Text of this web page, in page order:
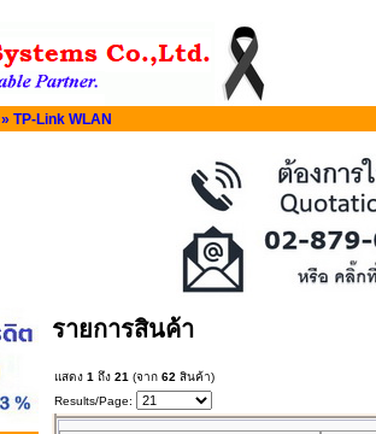
» TP-Link WLAN
รายการสินค้า
แสดง 1 ถึง 21 (จาก 62 สินค้า)
Results/Page: